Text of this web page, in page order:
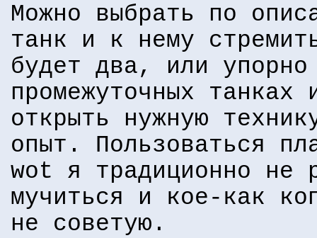
Можно выбрать по
танк и к нему
будет два, или упорно
промежуточных танках
открыть нужную
опыт. Пользоваться
wot я традиционно не
мучиться и кое-как
не советую.